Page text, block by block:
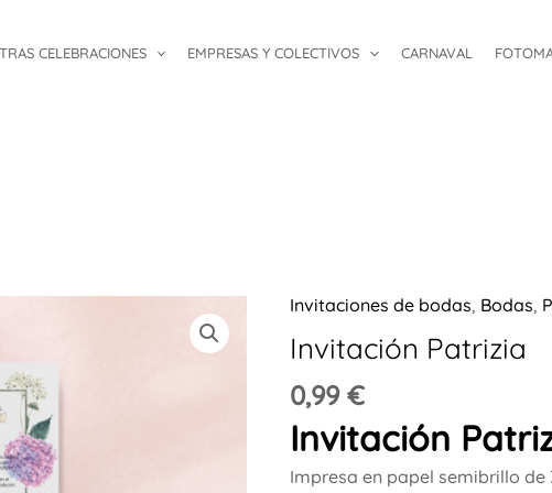
CELEBRACIONES EMPRESAS Y COLECTIVOS CARNAVAL
Invitaciones de bodas, Bodas,
Invitación Patrizia
0,99€
Invitación
Impresa en papel semibrillo
Invitación
Patrizia